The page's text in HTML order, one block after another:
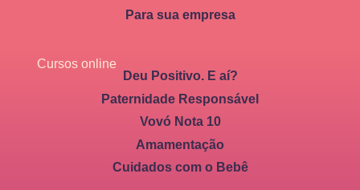
Para sua empresa
Cursos online
Deu Positivo. E aí?
Paternidade Responsável
Vovó Nota 10
Amamentação
Cuidados com o Bebê